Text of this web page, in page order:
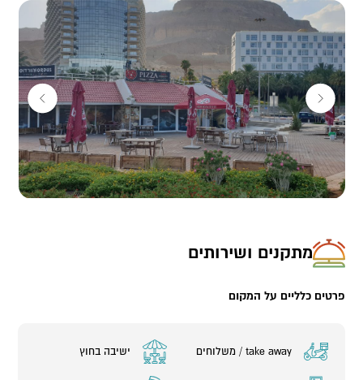
מתקנים ושירותים
פרטים כלליים על המקום
take away / משלוחים ישיבה בחוץ